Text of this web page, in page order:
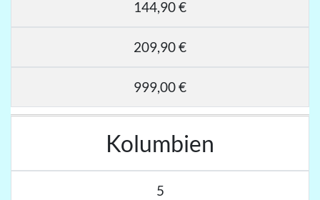
144,90 €
209,90 €
999,00 €
Kolumbien
5